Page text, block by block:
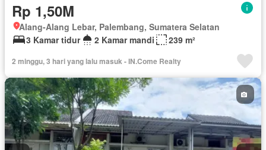
Rp 1,50M
Alang-Alang Lebar, Palembang, Sumatera Selatan
3 Kamar tidur
2 Kamar mandi 239 m²
2 minggu, 3 hari yang lalu masuk - IN.Come Realty